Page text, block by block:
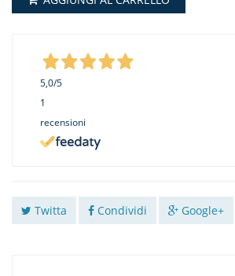
5,0/5
1
recensioni
Twitta Condividi Google+